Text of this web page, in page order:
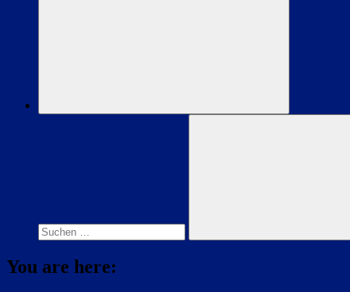
Suchen
You are here: